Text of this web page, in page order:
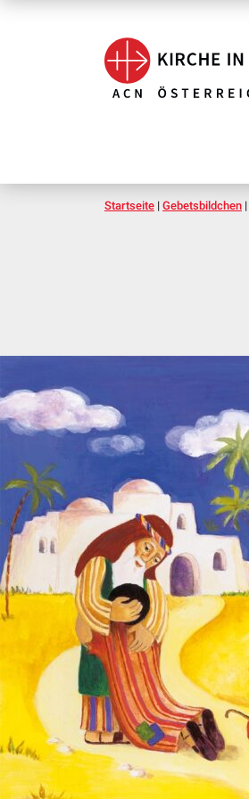
Startseite | Gebetsbildchen |